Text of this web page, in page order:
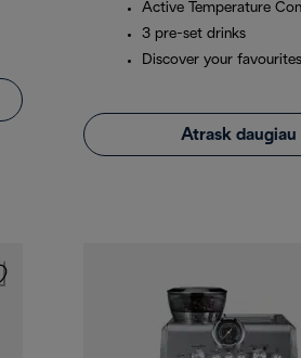
Active Temperature
3 pre-set drinks
Discover your favourites
Atrask daugiau